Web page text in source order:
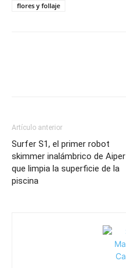
flores y follaje
Artículo anterior
Surfer S1, el primer robot
skimmer inalámbrico de Aiper
que limpia la superficie de la
piscina